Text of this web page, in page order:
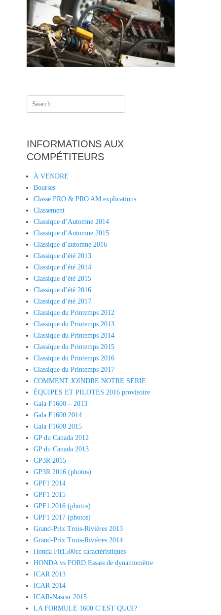
Search
for:
INFORMATIONS AUX
COMPÉTITEURS
À VENDRE
Bourses
Classe PRO & PRO AM explications
Classement
Classique d’Automne 2014
Classique d’Automne 2015
Classique d’automne 2016
Classique d’été 2013
Classique d’été 2014
Classique d’été 2015
Classique d’été 2016
Classique d’été 2017
Classique du Printemps 2012
Classique du Printemps 2013
Classique du Printemps 2014
Classique du Printemps 2015
Classique du Printemps 2016
Classique du Printemps 2017
COMMENT JOINDRE NOTRE SÉRIE
ÉQUIPES ET PILOTES 2016 provisoire
Gala F1600 – 2013
Gala F1600 2014
Gala F1600 2015
GP du Canada 2012
GP du Canada 2013
GP3R 2015
GP3R 2016 (photos)
GPF1 2014
GPF1 2015
GPF1 2016 (photos)
GPF1 2017 (photos)
Grand-Prix Trois-Rivières 2013
Grand-Prix Trois-Rivières 2014
Honda Fit1500cc caractéristiques
HONDA vs FORD Essais de dynamomètre
ICAR 2013
ICAR 2014
ICAR-Nascar 2015
LA FORMULE 1600 C’EST QUOI?